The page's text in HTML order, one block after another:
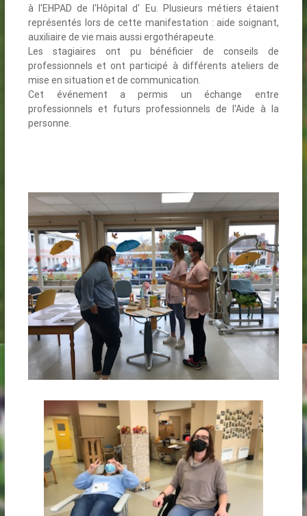
à l'EHPAD de l'Hôpital d' Eu. Plusieurs métiers étaient
représentés lors de cette manifestation : aide soignant,
auxiliaire de vie mais aussi ergothérapeute.
Les stagiaires ont pu bénéficier de conseils de
professionnels et ont participé à différents ateliers de
mise en situation et de communication.
Cet événement a permis un échange entre
professionnels et futurs professionnels de l'Aide à la
personne.